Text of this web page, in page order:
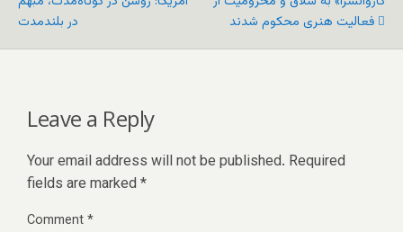
در بلندمدت
فعالیت هنری محکوم شدند
Leave a Reply
Your email address will not be published. Required
fields are marked *
Comment*